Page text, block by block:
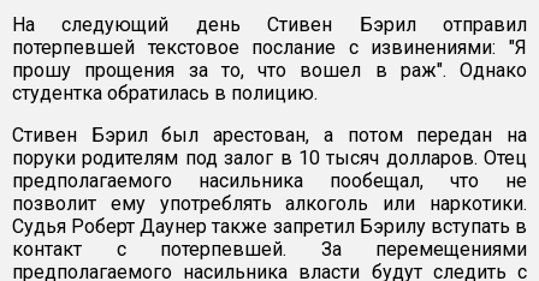
На следующий день Стивен Бэрил отправил
потерпевшей текстовое послание с извинениями: "Я
прошу прощения за то, что вошел в раж". Однако
студентка обратилась в полицию.
Стивен Бэрил был арестован, а потом передан на
поруки родителям под залог в 10 тысяч долларов. Отец
предполагаемого насильника пообещал, что не
позволит ему употреблять алкоголь или наркотики.
Судья Роберт Даунер также запретил Бэрилу вступать в
контакт с потерпевшей. За перемещениями
предполагаемого насильника власти будут следить с